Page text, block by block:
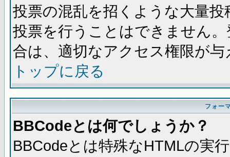
投票の混乱を招くような大量
投票を行うことはできません
合は、適切なアクセス権限が
トップに戻る
フォー
BBCodeとは何でしょうか？
BBCodeとは特殊なHTMLの実